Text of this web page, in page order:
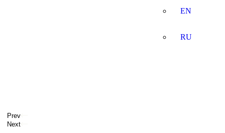
EN
RU
Prev
Next